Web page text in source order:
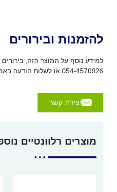
להזמנות ובירורים
למידע נוסף על המוצר הזה,
054-4570926 או לשלוח הודעה באמצעות הכפתור להלן:
יצירת קשר
מוצרים רלוונטיים